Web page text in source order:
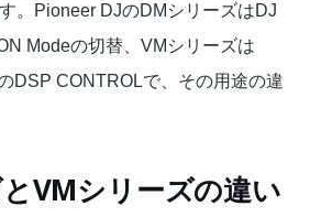
。Pioneer DJのDMシリーズはDJ
Modeの切替、VMシリーズは
DSP CONTROLで、その用途の違
VMシリーズの違い